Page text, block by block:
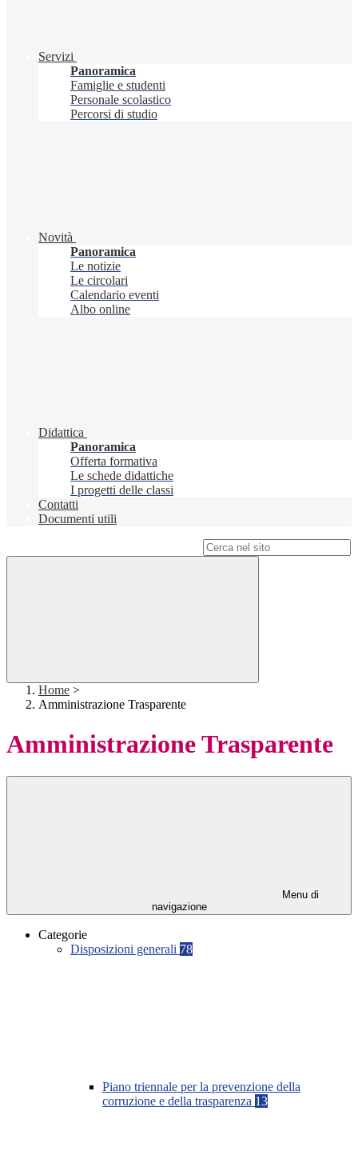
Servizi
Panoramica
Famiglie e studenti
Personale scolastico
Percorsi di studio
Novità
Panoramica
Le notizie
Le circolari
Calendario eventi
Albo online
Didattica
Panoramica
Offerta formativa
Le schede didattiche
I progetti delle classi
Contatti
Documenti utili
Home >
Amministrazione Trasparente
Amministrazione Trasparente
Menu di
navigazione
Categorie
Disposizioni generali 78
Piano triennale per la prevenzione della
corruzione e della trasparenza 13